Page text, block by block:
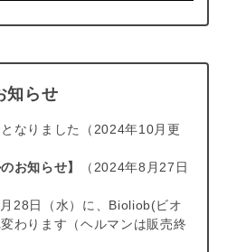
知らせ
なりました（2024年10月更
お知らせ】
（2024年8月27日
28日（水）に、Bioliob(ビオ
わります（ヘルマンは販売終